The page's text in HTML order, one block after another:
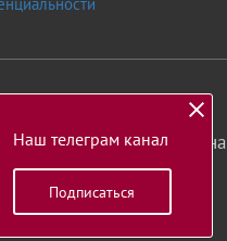
издание «Татарстан»
их фрагментов ссылка на
Наш телеграм канал
Подписаться